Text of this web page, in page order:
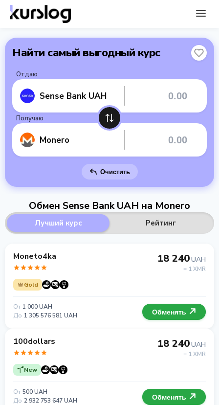
Найти самый выгодный курс
Отдаю
Sense Bank UAH
Получаю
Monero
Очистить
Обмен Sense Bank UAH на Monero
Лучший курс Рейтинг
Moneto4ka
Gold
18 240UAH
= 1 XMR
От 1 000 UAH
До 1 305 576 581 UAH Обменять
100dollars
New
18 240UAH
= 1 XMR
От 500 UAH
До 2 932 753 647 UAH Обменять